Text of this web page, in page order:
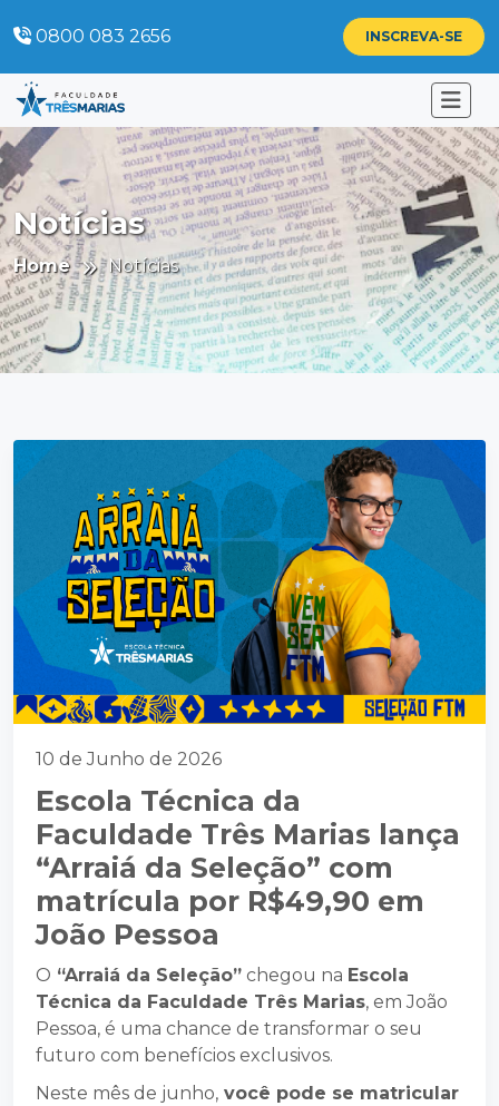
0800 083 2656 INSCREVA-SE
Notícias
Home Notícias
10 de Junho de 2026
Escola Técnica da
Faculdade Três Marias lança
“Arraiá da Seleção” com
matrícula por R$49,90 em
João Pessoa
O “Arraiá da Seleção” chegou na Escola
Técnica da Faculdade Três Marias, em João
Pessoa, é uma chance de transformar o seu
futuro com benefícios exclusivos.
Neste mês de junho, você pode se matricular